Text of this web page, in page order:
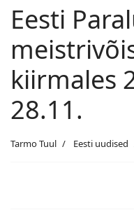
Eesti
kiirmales
28.11.
Tarmo Tuul Eesti uudised